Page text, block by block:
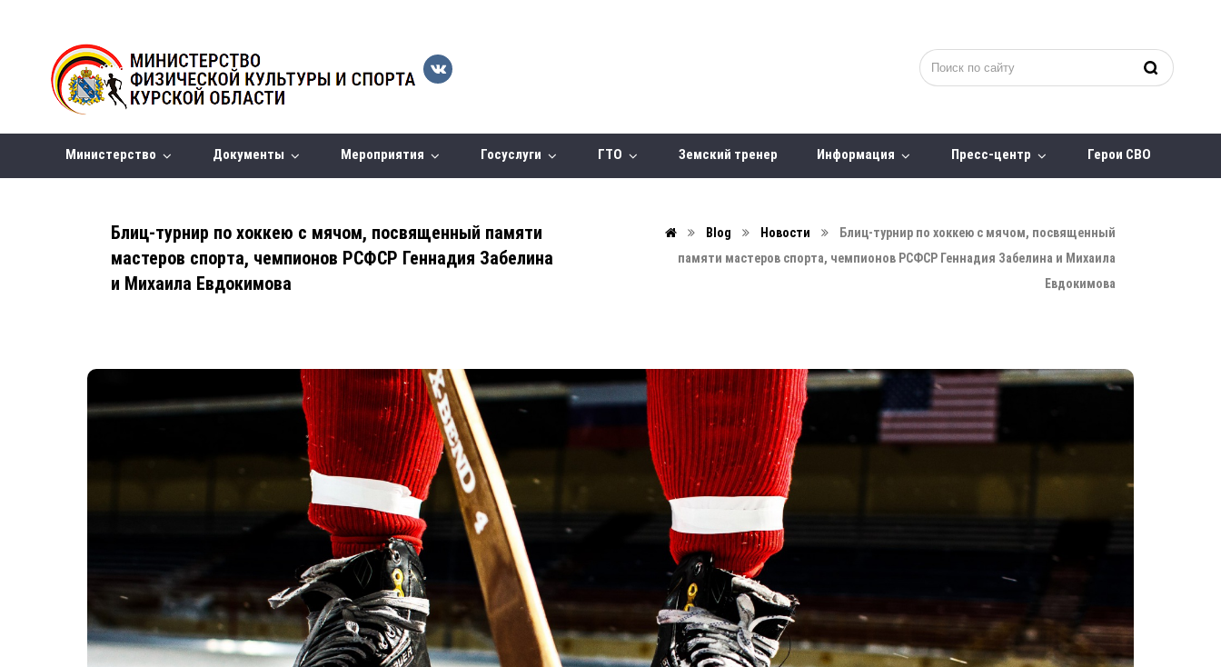
Министерство Документы Мероприятия Госуслуги ГТО Земский тренер Информация Пресс-центр Герои СВО
Блиц-турнир по хоккею с мячом, посвященный памяти
мастеров спорта, чемпионов РСФСР Геннадия Забелина
и Михаила Евдокимова
Blog Новости
Блиц-турнир по хоккею с мячом, посвященный
памяти мастеров спорта, чемпионов РСФСР Геннадия Забелина и Михаила
Евдокимова